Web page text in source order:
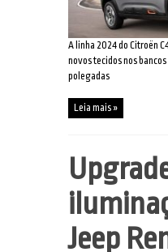
A linha 2024 do Citroën
novos tecidos nos
polegadas
Leia mais »
Jeep